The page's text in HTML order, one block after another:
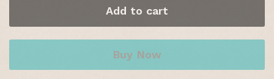
Add to cart
Buy Now